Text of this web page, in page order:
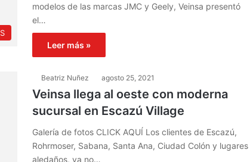
modelos de las marcas JMC y Geely, Veinsa presentó
el…
Leer más »
Beatriz Nuñez agosto 25, 2021
Veinsa llega al oeste con moderna
sucursal en Escazú Village
Galería de fotos CLICK AQUÍ Los clientes de Escazú,
Rohrmoser, Sabana, Santa Ana, Ciudad Colón y lugares
aledaños, ya no…